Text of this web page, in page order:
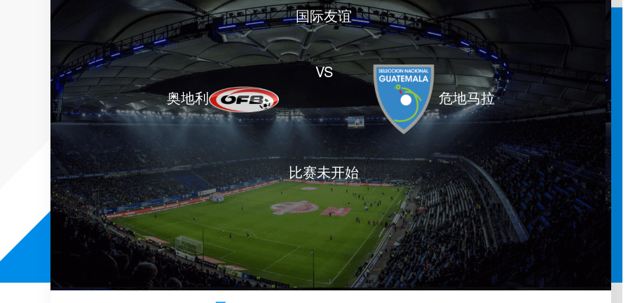
奥地利
国际友谊
VS
比赛未开始
危地马拉